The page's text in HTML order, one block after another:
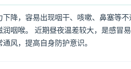
降，容易出现咽干、咳嗽、鼻塞等
咽喉。 近期昼夜温差较大，是感冒
风，提高自身防护意识。